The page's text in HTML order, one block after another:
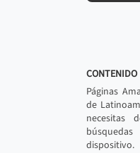
CONTENIDO
Páginas
de
necesitas
dispositivo.